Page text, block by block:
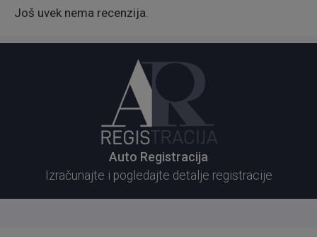
Još uvek nema recenzija.
Auto Registracija
Izračunajte i pogledajte detalje registracije